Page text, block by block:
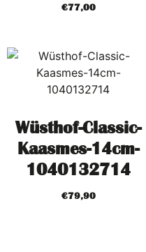
€77,00
Wüsthof-Classic-
Kaasmes-14cm-
1040132714
€79,90